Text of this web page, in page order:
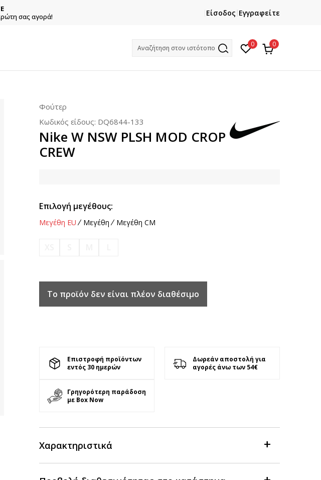
σας αγορά!
ΧΡΕΙΑΖΕΣΤΕ ΒΟΗΘΕΙΑ ΜΕ ΤΗΝ ΑΓΟΡΑ ΣΑΣ;
Καλέστε μας στο +302111077485
Είσοδος Εγγραφείτε
Αναζήτηση στον ιστότοπο 0 0
Φούτερ
Κωδικός είδους: DQ6844-133
Nike W NSW PLSH MOD CROP
CREW
Επιλογή μεγέθους:
Μεγέθη EU Μεγέθη Μεγέθη CM
Το προϊόν δεν είναι πλέον διαθέσιμο
Επιστροφή προϊόντων
εντός 30 ημερών
Δωρεάν αποστολή για
αγορές άνω των 54€
Γρηγορότερη παράδοση
με Box Now
Χαρακτηριστικά